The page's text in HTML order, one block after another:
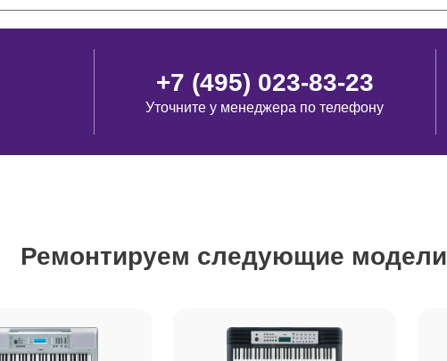
клавиш
от 100 минут
от 100 минут
от 110 минут
+7 (495) 023-83-23
Уточните у менеджера по телефону
Ремонтируем следующие модели